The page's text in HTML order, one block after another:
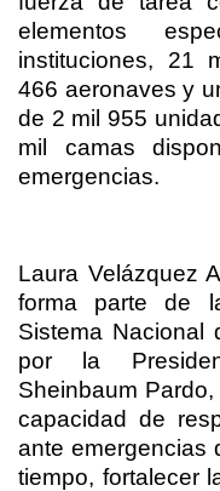
elementos
instituciones, 21
466 aeronaves y
de 2 mil 955
mil camas
emergencias.
Laura Velázquez
forma parte de
Sistema Nacional
por la
Sheinbaum
capacidad de
ante emergencias
tiempo, fortalecer